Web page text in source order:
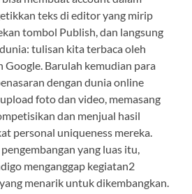
teks di editor yang mirip
tombol Publish, dan langsung
tulisan kita terbaca oleh
Google. Barulah kemudian para
dengan dunia online
foto dan video, memasang
dan menjual hasil
personal uniqueness mereka.
yang luas itu,
menganggap kegiatan2
menarik untuk dikembangkan.